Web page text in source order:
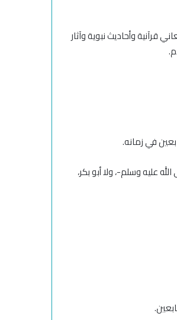
قرآنية وأحاديث نبوية وآثار
في زمانه.
عليه وسلم-، ولا أبو بكر،